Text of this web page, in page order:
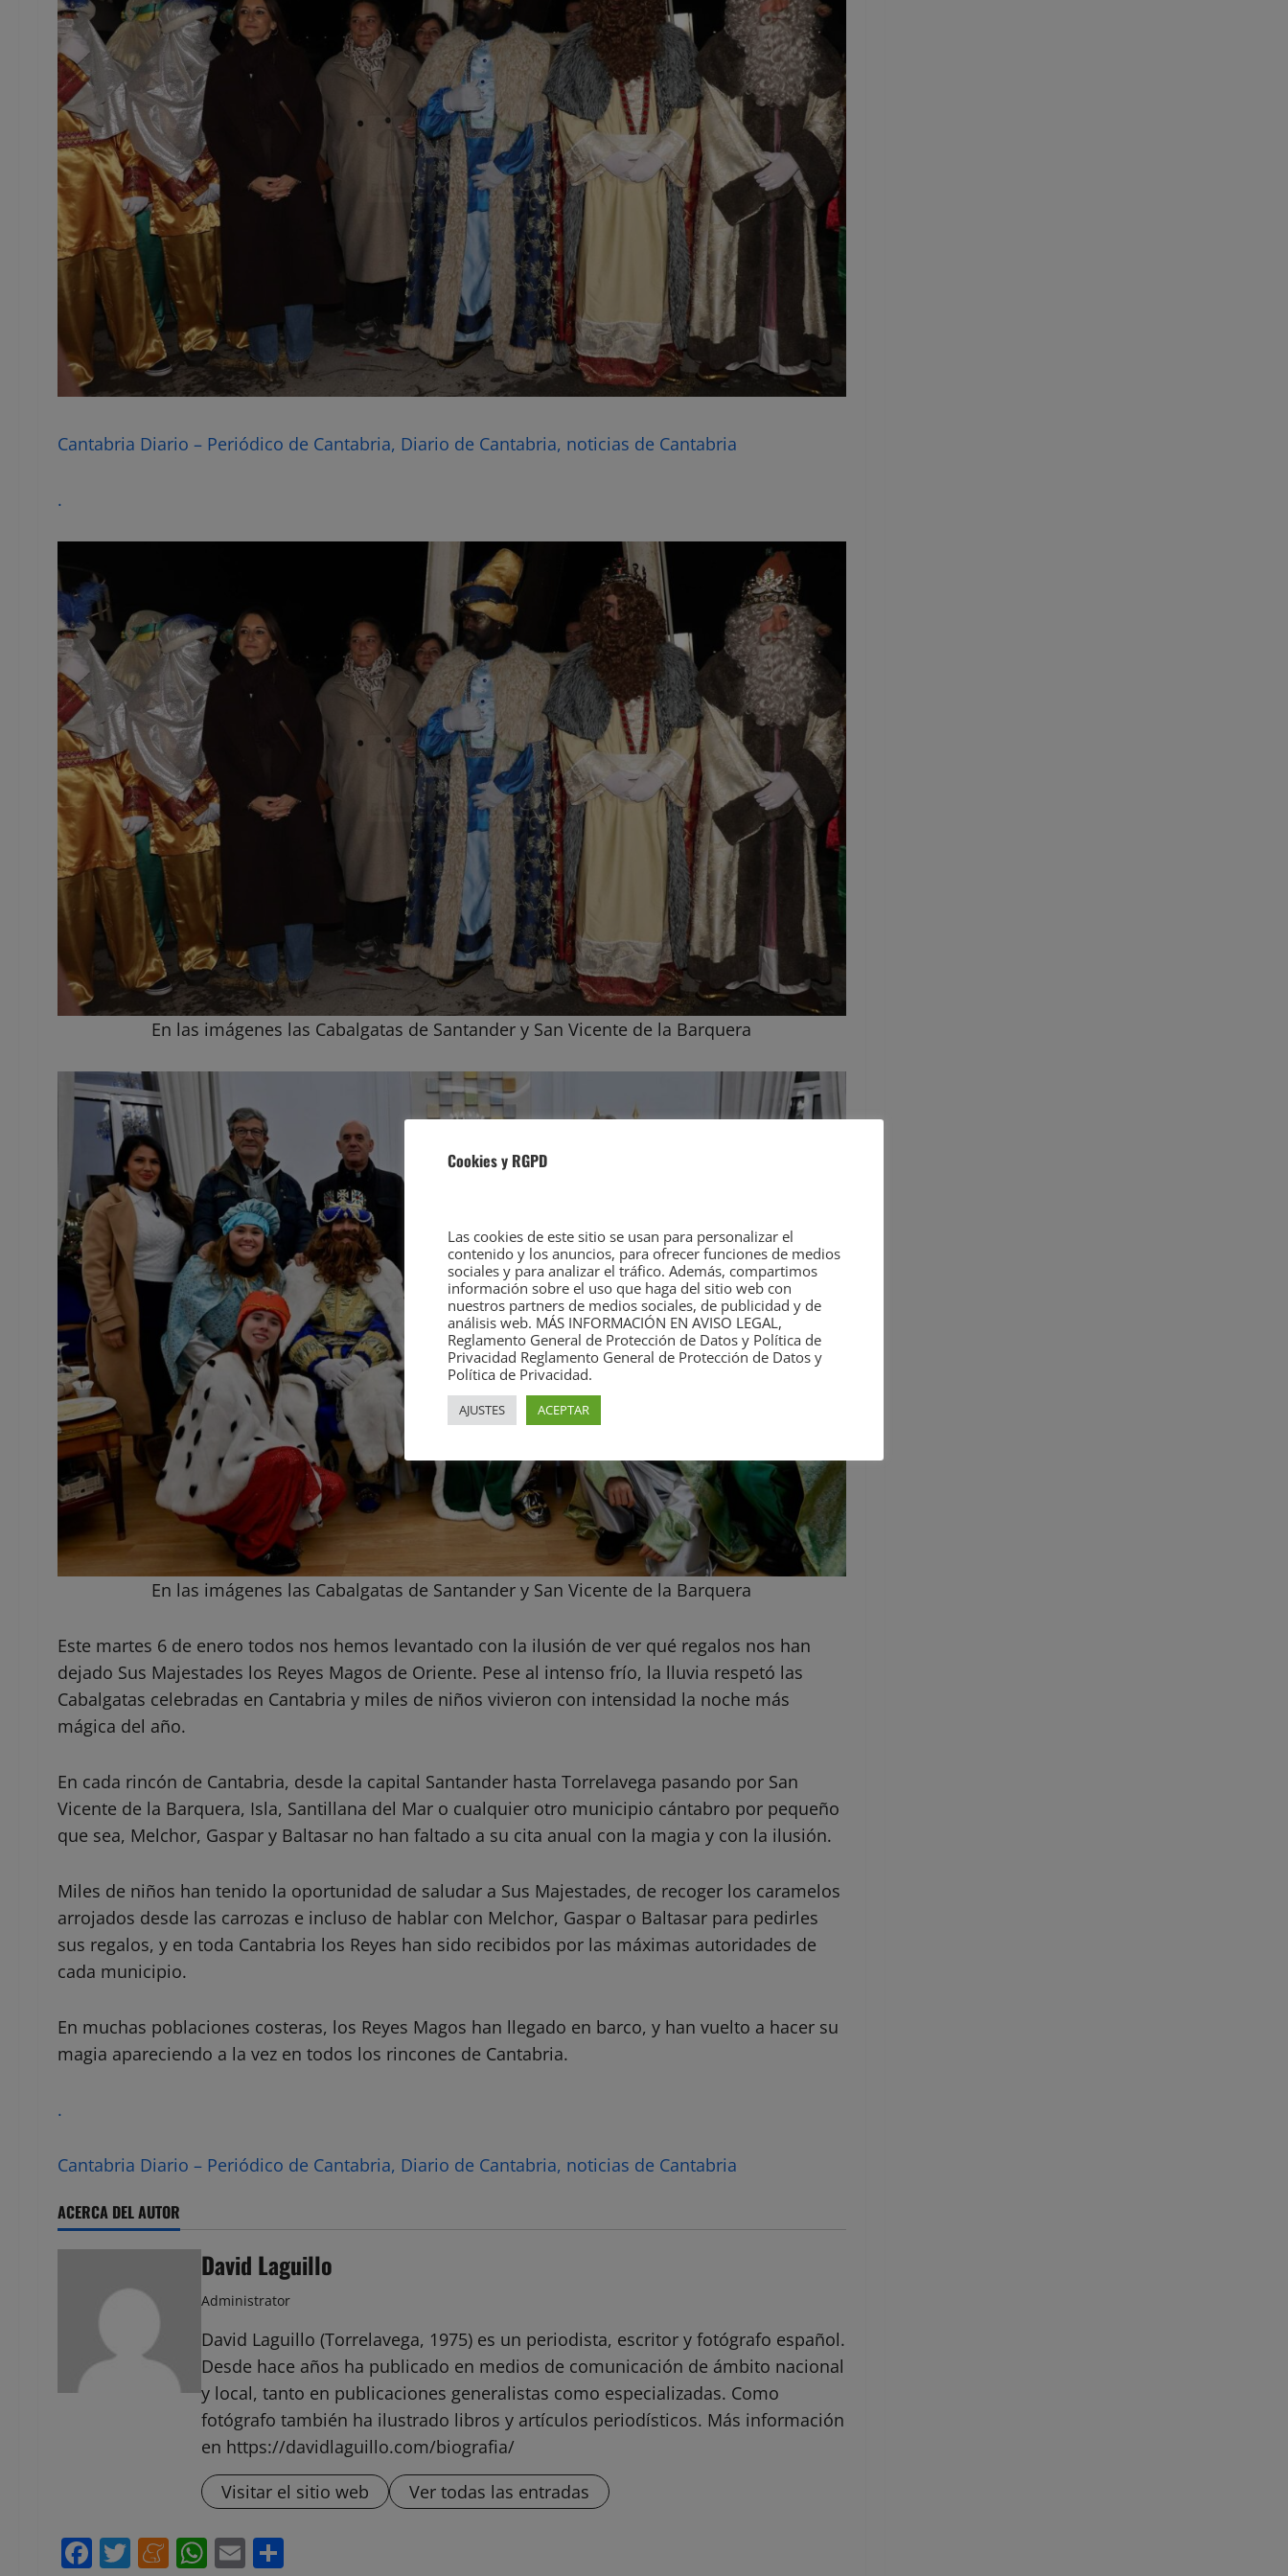
Cantabria Diario – Periódico de Cantabria, Diario de Cantabria, noticias de Cantabria
.
En las imágenes las Cabalgatas de Santander y San Vicente de la Barquera
En las imágenes las Cabalgatas de Santander y San Vicente de la Barquera
Este martes 6 de enero todos nos hemos levantado con la ilusión de ver qué regalos nos han
dejado Sus Majestades los Reyes Magos de Oriente. Pese al intenso frío, la lluvia respetó las
Cabalgatas celebradas en Cantabria y miles de niños vivieron con intensidad la noche más
mágica del año.
En cada rincón de Cantabria, desde la capital Santander hasta Torrelavega pasando por San
Vicente de la Barquera, Isla, Santillana del Mar o cualquier otro municipio cántabro por pequeño
que sea, Melchor, Gaspar y Baltasar no han faltado a su cita anual con la magia y con la ilusión.
Miles de niños han tenido la oportunidad de saludar a Sus Majestades, de recoger los caramelos
arrojados desde las carrozas e incluso de hablar con Melchor, Gaspar o Baltasar para pedirles
sus regalos, y en toda Cantabria los Reyes han sido recibidos por las máximas autoridades de
cada municipio.
En muchas poblaciones costeras, los Reyes Magos han llegado en barco, y han vuelto a hacer su
magia apareciendo a la vez en todos los rincones de Cantabria.
.
Cantabria Diario – Periódico de Cantabria, Diario de Cantabria, noticias de Cantabria
ACERCA DEL AUTOR
David Laguillo
Administrator
David Laguillo (Torrelavega, 1975) es un periodista, escritor y fotógrafo español.
Desde hace años ha publicado en medios de comunicación de ámbito nacional
y local, tanto en publicaciones generalistas como especializadas. Como
fotógrafo también ha ilustrado libros y artículos periodísticos. Más información
en https://davidlaguillo.com/biografia/
Visitar el sitio web
Ver todas las entradas
Facebook
Twitter
Meneame
WhatsApp
Email
Cookies y RGPD
Las cookies de este sitio se usan para personalizar el
contenido y los anuncios, para ofrecer funciones de medios
sociales y para analizar el tráfico. Además, compartimos
información sobre el uso que haga del sitio web con
nuestros partners de medios sociales, de publicidad y de
análisis web. MÁS INFORMACIÓN EN AVISO LEGAL,
Reglamento General de Protección de Datos y Política de
Privacidad Reglamento General de Protección de Datos y
Política de Privacidad.
AJUSTES ACEPTAR